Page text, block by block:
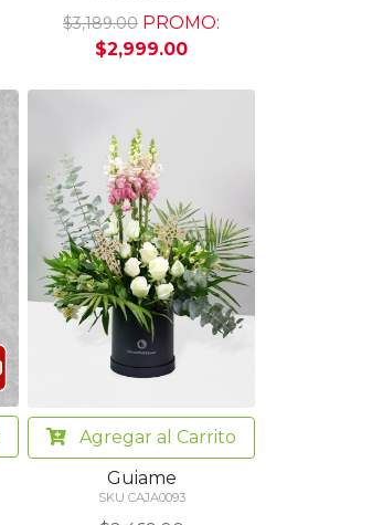
$3,189.00 PROMO:
$2,999.00
Agregaral Carrito
Guiame
SKU CAJA0093